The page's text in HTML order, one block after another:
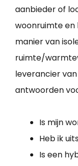
aanbieder of
woonruimte en
manier van
ruimte/
leverancier
antwoorden
Is mijn
Heb ik
Is een